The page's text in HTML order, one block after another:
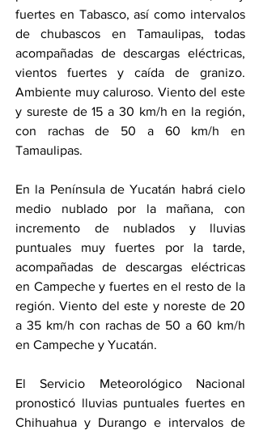
fuertes en Tabasco, así como intervalos
de chubascos en Tamaulipas, todas
acompañadas de descargas eléctricas,
vientos fuertes y caída de granizo.
Ambiente muy caluroso. Viento del este
y sureste de 15 a 30 km/h en la región,
con rachas de 50 a 60 km/h en
Tamaulipas.
En la Península de Yucatán habrá cielo
medio nublado por la mañana, con
incremento de nublados y lluvias
puntuales muy fuertes por la tarde,
acompañadas de descargas eléctricas
en Campeche y fuertes en el resto de la
región. Viento del este y noreste de 20
a 35 km/h con rachas de 50 a 60 km/h
en Campeche y Yucatán.
El Servicio Meteorológico Nacional
pronosticó lluvias puntuales fuertes en
Chihuahua y Durango e intervalos de